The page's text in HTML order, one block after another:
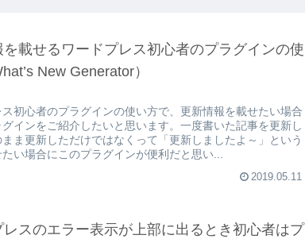
を載せるワードプレス初心者のプラグインの使
New Generator）
ス初心者のプラグインの使い方で、更新情報を載せたい場合
インをご紹介したいと思います。一度書いた記事を更新し
ま更新しただけではなくって「更新しましたよ～」という
い場合にこのプラグインが便利だと思い...
2019.05.11
レスのエラー表示が上部に出るとき初心者はプ